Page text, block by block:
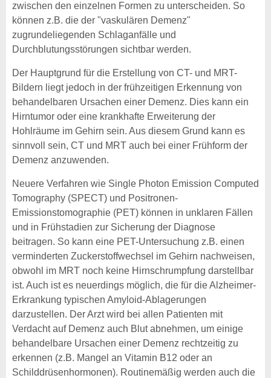
zwischen den einzelnen Formen zu unterscheiden. So
können z.B. die der "vaskulären Demenz"
zugrundeliegenden Schlaganfälle und
Durchblutungsstörungen sichtbar werden.
Der Hauptgrund für die Erstellung von CT- und MRT-
Bildern liegt jedoch in der frühzeitigen Erkennung von
behandelbaren Ursachen einer Demenz. Dies kann ein
Hirntumor oder eine krankhafte Erweiterung der
Hohlräume im Gehirn sein. Aus diesem Grund kann es
sinnvoll sein, CT und MRT auch bei einer Frühform der
Demenz anzuwenden.
Neuere Verfahren wie Single Photon Emission Computed
Tomography (SPECT) und Positronen-
Emissionstomographie (PET) können in unklaren Fällen
und in Frühstadien zur Sicherung der Diagnose
beitragen. So kann eine PET-Untersuchung z.B. einen
verminderten Zuckerstoffwechsel im Gehirn nachweisen,
obwohl im MRT noch keine Hirnschrumpfung darstellbar
ist. Auch ist es neuerdings möglich, die für die Alzheimer-
Erkrankung typischen Amyloid-Ablagerungen
darzustellen. Der Arzt wird bei allen Patienten mit
Verdacht auf Demenz auch Blut abnehmen, um einige
behandelbare Ursachen einer Demenz rechtzeitig zu
erkennen (z.B. Mangel an Vitamin B12 oder an
Schilddrüsenhormonen). Routinemäßig werden auch die